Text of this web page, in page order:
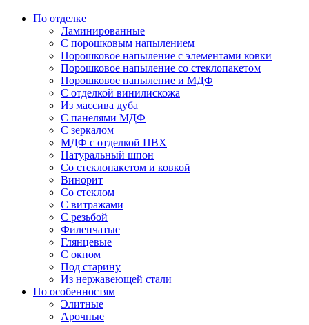
По отделке
Ламинированные
С порошковым напылением
Порошковое напыление с элементами ковки
Порошковое напыление со стеклопакетом
Порошковое напыление и МДФ
С отделкой винилискожа
Из массива дуба
С панелями МДФ
С зеркалом
МДФ с отделкой ПВХ
Натуральный шпон
Со стеклопакетом и ковкой
Винорит
Со стеклом
С витражами
С резьбой
Филенчатые
Глянцевые
С окном
Под старину
Из нержавеющей стали
По особенностям
Элитные
Арочные